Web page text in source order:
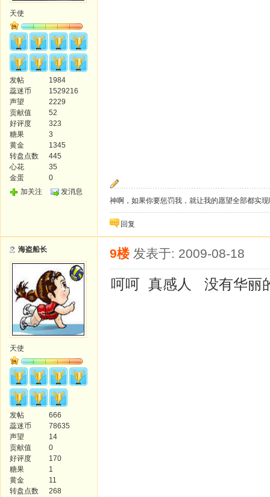
天使
发帖
1984
蕊迷币
1529216
声望
2229
贡献值
52
好评度
323
糖果
3
黄金
1345
转盘点数
445
心花
35
金蛋
0
加关注
发消息
神啊，如果你要惩罚我，就让我的愿望全部都实
回复
海盗船长
天使
发帖
666
蕊迷币
78635
声望
14
贡献值
0
好评度
170
糖果
1
黄金
11
转盘点数
268
9楼 发表于: 2009-08-18
呵呵 真感人 没有华丽